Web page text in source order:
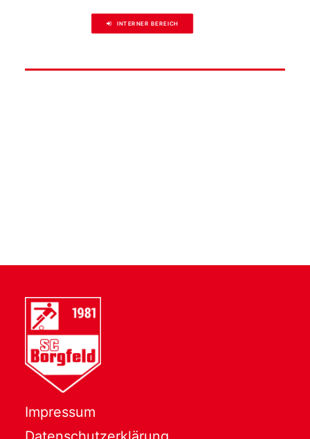
INTERNER BEREICH
Impressum